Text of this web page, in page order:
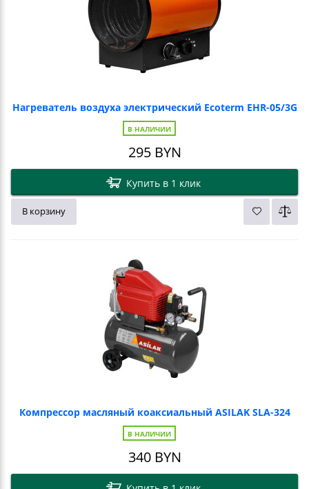
Нагреватель воздуха электрический Ecoterm EHR-05/3G
В НАЛИЧИИ
295BYN
Купить в 1 клик
В корзину
Компрессор масляный коаксиальный ASILAK SLA-324
В НАЛИЧИИ
340BYN